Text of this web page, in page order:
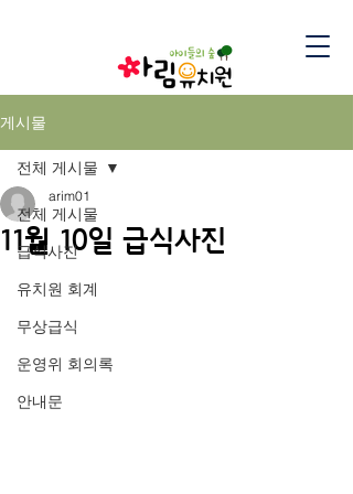
게시물
전체 게시물
급식사진
유치원 회계
무상급식
운영위 회의록
안내문
전체 게시물
11월 10일 급식사진
arim01